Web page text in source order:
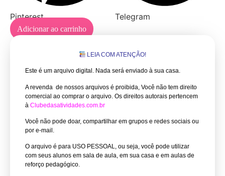
Pinterest Telegram
Adicionar ao carrinho
LEIA COM ATENÇÃO!
Este é um arquivo digital. Nada será enviado à sua casa.
A revenda de nossos arquivos é proibida, Você não tem direito
comercial ao comprar o arquivo. Os direitos autorais pertencem
à Clubedasatividades.com.br
Você não pode doar, compartilhar em grupos e redes sociais ou
por e-mail.
O arquivo é para USO PESSOAL, ou seja, você pode utilizar
com seus alunos em sala de aula, em sua casa e em aulas de
reforço pedagógico.